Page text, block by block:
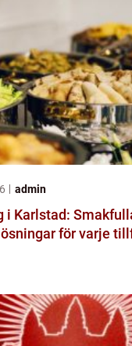
admin
i Karlstad:
för varje